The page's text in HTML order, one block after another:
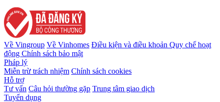
Về Vingroup Về Vinhomes Điều kiện và điều khoản Quy chế hoạt
động Chính sách bảo mật
Pháp lý
Miễn trừ trách nhiệm Chính sách cookies
Hỗ trợ
Tư vấn Câu hỏi thường gặp Trung tâm giao dịch
Tuyển dụng